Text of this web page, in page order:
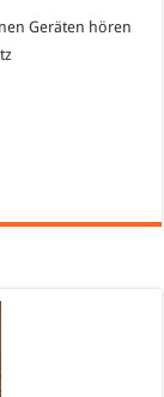
Geräten hören